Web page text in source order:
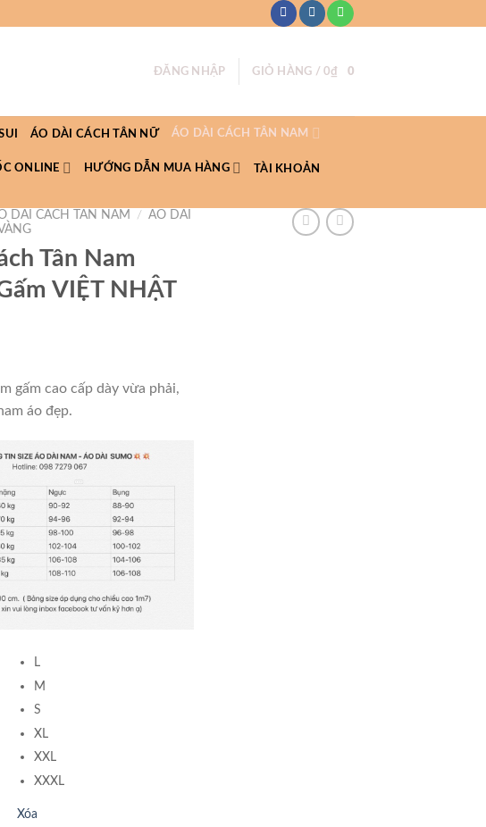
ĐĂNG NHẬP GIỎ HÀNG /0₫ 0
ÁO DÀI CÁCH TÂN NỮ ÁO DÀI CÁCH TÂN NAM
ONLINE HƯỚNG DẪN MUA HÀNG TÀI KHOẢN
DÀI CÁCH TÂN NAM / ÁO DÀI
Tân Nam
VIỆT NHẬT
gấm cao cấp dày vừa phải,
áo đẹp.
L
M
S
XL
XXL
XXXL
Xóa